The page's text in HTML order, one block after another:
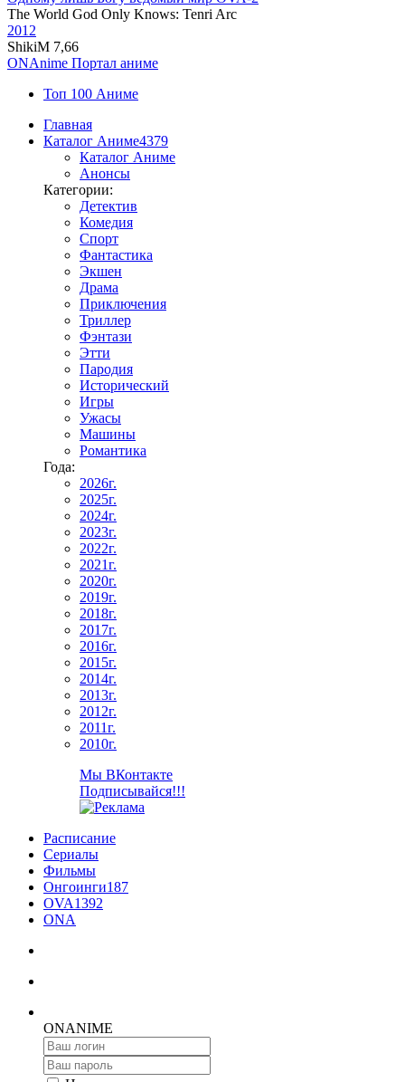
The World God Only Knows: Tenri Arc
2012
ShikiM 7,66
ONAnime Портал аниме
Топ 100 Аниме
Главная
Каталог Аниме4379
Каталог Аниме
Анонсы
Категории:
Детектив
Комедия
Спорт
Фантастика
Экшен
Драма
Приключения
Триллер
Фэнтази
Этти
Пародия
Исторический
Игры
Ужасы
Машины
Романтика
Года:
2026г.
2025г.
2024г.
2023г.
2022г.
2021г.
2020г.
2019г.
2018г.
2017г.
2016г.
2015г.
2014г.
2013г.
2012г.
2011г.
2010г.
Мы ВКонтакте
Подписывайся!!!
Расписание
Сериалы
Фильмы
Онгоинги187
OVA1392
ONA
ONANIME